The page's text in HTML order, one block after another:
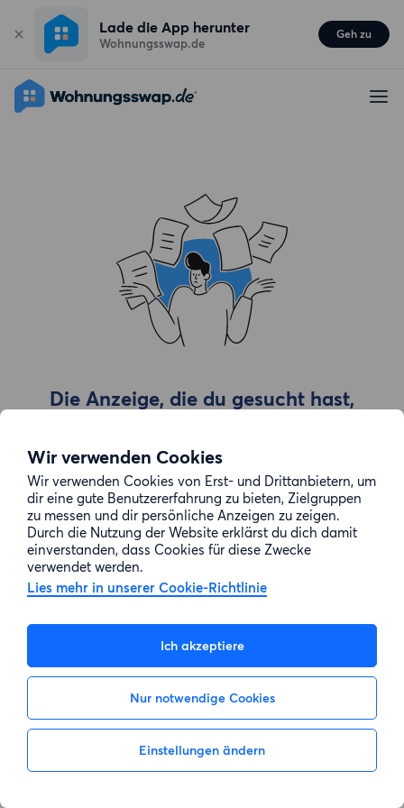
Wir verwenden Cookies
Wir verwenden Cookies von Erst- und Drittanbietern, um
dir eine gute Benutzererfahrung zu bieten, Zielgruppen
zu messen und dir persönliche Anzeigen zu zeigen.
Durch die Nutzung der Website erklärst du dich damit
einverstanden, dass Cookies für diese Zwecke
verwendet werden.
Lies mehr in unserer Cookie-Richtlinie
Ich akzeptiere
Nur notwendige Cookies
Einstellungen ändern
Lade die App herunter
Wohnungsswap.de
Geh zu
Die Anzeige, die du gesucht hast,
Zur Suche gehen